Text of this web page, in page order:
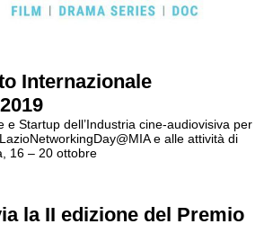
Internazionale
e Startup dell’Industria cine-audiovisiva per
e alle attività di
16 – 20 ottobre
la II edizione del Premio